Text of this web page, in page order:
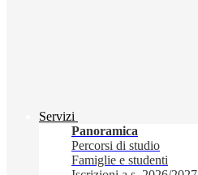
Servizi
Panoramica
Percorsi di studio
Famiglie e studenti